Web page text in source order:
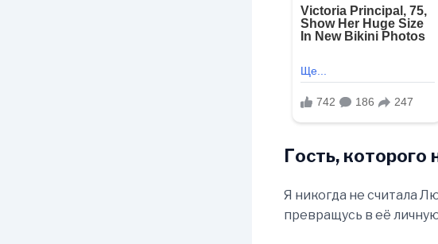
Гость, которого
Я никогда не считала
превращусь в её